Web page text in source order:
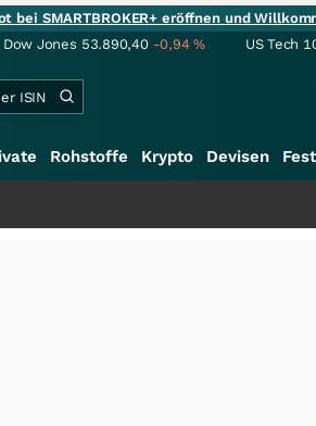
bei SMARTBROKER+ eröffnen und
Dow Jones 53.890,40 -0,94% US Tech
Rohstoffe Krypto Devisen